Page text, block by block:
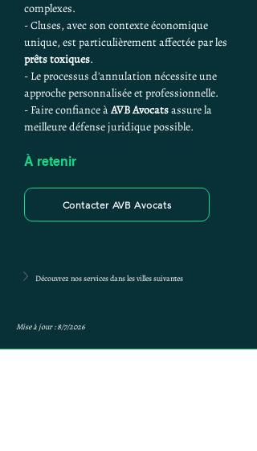
complexes.
- Cluses, avec son contexte économique
unique, est particulièrement affectée par les
prêts toxiques.
- Le processus d'annulation nécessite une
approche personnalisée et professionnelle.
- Faire confiance à AVB Avocats assure la
meilleure défense juridique possible.
À retenir
Contacter AVB Avocats
Découvrez nos services dans les villes suivantes
Mise à jour : 8/7/2026